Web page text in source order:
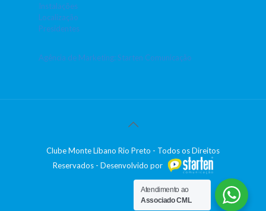
Instalações
Localização
Presidentes
Agência de Marketing: Starten Comunicação
Clube Monte Líbano Rio Preto - Todos os Direitos
Reservados - Desenvolvido por
Atendimento ao
Associado CML